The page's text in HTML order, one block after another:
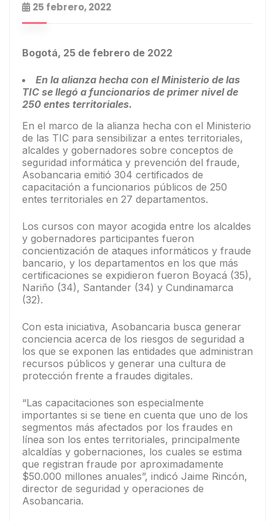
25 febrero, 2022
Bogotá, 25 de febrero de 2022
En la alianza hecha con el Ministerio de las
TIC se llegó a funcionarios de primer nivel de
250 entes territoriales.
En el marco de la alianza hecha con el Ministerio
de las TIC para sensibilizar a entes territoriales,
alcaldes y gobernadores sobre conceptos de
seguridad informática y prevención del fraude,
Asobancaria emitió 304 certificados de
capacitación a funcionarios públicos de 250
entes territoriales en 27 departamentos.
Los cursos con mayor acogida entre los alcaldes
y gobernadores participantes fueron
concientización de ataques informáticos y fraude
bancario, y los departamentos en los que más
certificaciones se expidieron fueron Boyacá (35),
Nariño (34), Santander (34) y Cundinamarca
(32).
Con esta iniciativa, Asobancaria busca generar
conciencia acerca de los riesgos de seguridad a
los que se exponen las entidades que administran
recursos públicos y generar una cultura de
protección frente a fraudes digitales.
“Las capacitaciones son especialmente
importantes si se tiene en cuenta que uno de los
segmentos más afectados por los fraudes en
línea son los entes territoriales, principalmente
alcaldías y gobernaciones, los cuales se estima
que registran fraude por aproximadamente
$50.000 millones anuales”, indicó Jaime Rincón,
director de seguridad y operaciones de
Asobancaria.